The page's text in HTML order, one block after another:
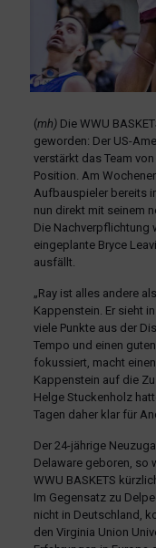
(mh)Die WWU
geworden: Der US-
verstärkt das Team
Position. Am
Aufbauspieler bereits
nun direkt mit seinem
Die Nachverpflichtung
eingeplante Bryce
ausfällt.
„Ray ist alles andere
Kappenstein. Er sieht
viele Punkte aus der
Tempo und einen
fokussiert, macht
Kappenstein auf die
Helge Stuckenholz
Tagen daher klar für
Der 24-jährige
Delaware geboren, so
WWU BASKETS
Im Gegensatz zu
nicht in Deutschland,
den Virginia Union